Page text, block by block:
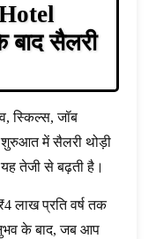
बाद सैलरी
स्किल्स, जॉब
शुरुआत में सैलरी थोड़ी
तेजी से बढ़ती है।
लाख प्रति वर्ष तक
के बाद, जब आप